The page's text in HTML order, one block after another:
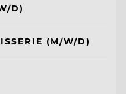
D)
(M/W/D)